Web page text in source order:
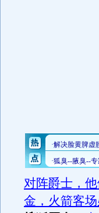
对阵爵士，
金，火箭客